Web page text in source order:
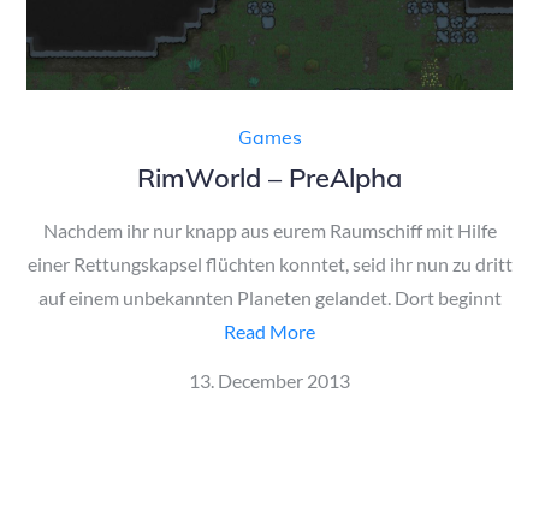
Games
RimWorld – PreAlpha
Nachdem ihr nur knapp aus eurem Raumschiff mit Hilfe
einer Rettungskapsel flüchten konntet, seid ihr nun zu dritt
auf einem unbekannten Planeten gelandet. Dort beginnt
Read More
Posted
13. December 2013